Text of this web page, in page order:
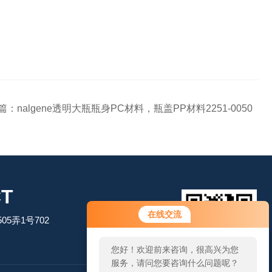
在线交流
您好！欢迎前来咨询，很高兴为您
服务，请问您要咨询什么问题呢？
： nalgene透明大瓶瓶身PC材料，瓶盖PP材料2251-0050
弄1号702